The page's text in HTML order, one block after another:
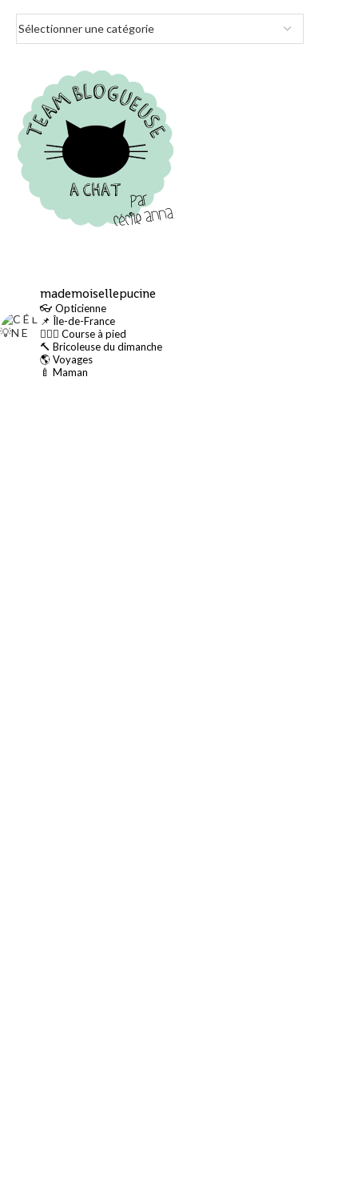
mademoisellepucine
👓 Opticienne
📌 Île-de-France
🏃🏻‍♀️ Course à pied
🔨 Bricoleuse du dimanche
🌎 Voyages
🍼 Maman